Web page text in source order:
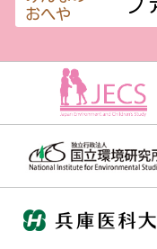
おへや